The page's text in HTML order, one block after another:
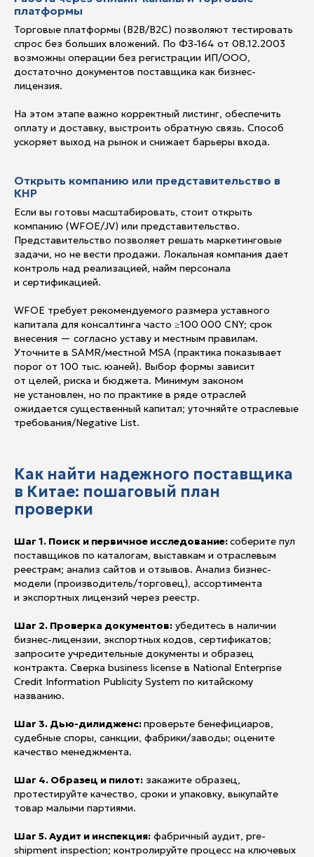
платформы
Торговые платформы (B2B/B2C) позволяют тестировать
спрос без больших вложений. По ФЗ-164 от 08.12.2003
возможны операции без регистрации ИП/ООО,
достаточно документов поставщика как бизнес-
лицензия.
На этом этапе важно корректный листинг, обеспечить
оплату и доставку, выстроить обратную связь. Способ
ускоряет выход на рынок и снижает барьеры входа.
Открыть компанию или представительство в
КНР
Если вы готовы масштабировать, стоит открыть
компанию (WFOE/JV) или представительство.
Представительство позволяет решать маркетинговые
задачи, но не вести продажи. Локальная компания дает
контроль над реализацией, найм персонала
и сертификацией.
WFOE требует рекомендуемого размера уставного
капитала для консалтинга часто ≥100 000 CNY; срок
внесения — согласно уставу и местным правилам.
Уточните в SAMR/местной MSA (практика показывает
порог от 100 тыс. юаней). Выбор формы зависит
от целей, риска и бюджета. Минимум законом
не установлен, но по практике в ряде отраслей
ожидается существенный капитал; уточняйте отраслевые
требования/Negative List.
Как найти надежного поставщика
в Китае: пошаговый план
проверки
Шаг 1. Поиск и первичное исследование:соберите пул
поставщиков по каталогам, выставкам и отраслевым
реестрам; анализ сайтов и отзывов. Анализ бизнес-
модели (производитель/торговец), ассортимента
и экспортных лицензий через реестр.
Шаг 2. Проверка документов: убедитесь в наличии
бизнес-лицензии, экспортных кодов, сертификатов;
запросите учредительные документы и образец
контракта. Сверка business license в National Enterprise
Credit Information Publicity System по китайскому
названию.
Шаг 3. Дью-дилидженс:проверьте бенефициаров,
судебные споры, санкции, фабрики/заводы; оцените
качество менеджмента.
Шаг 4. Образец и пилот: закажите образец,
протестируйте качество, сроки и упаковку, выкупайте
товар малыми партиями.
Шаг 5. Аудит и инспекция: фабричный аудит, pre-
shipment inspection; контролируйте процесс на ключевых